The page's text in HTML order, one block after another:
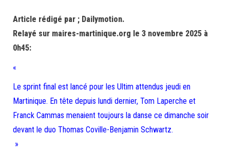
Article rédigé par ; Dailymotion.
Relayé sur maires-martinique.org le 3 novembre 2025 à
0h45:
«
Le sprint final est lancé pour les Ultim attendus jeudi en
Martinique. En tête depuis lundi dernier, Tom Laperche et
Franck Cammas menaient toujours la danse ce dimanche soir
devant le duo Thomas Coville-Benjamin Schwartz.
»